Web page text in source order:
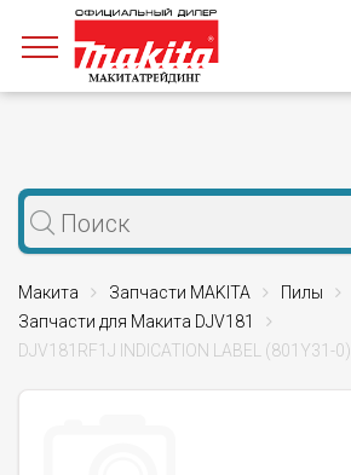
Макита Запчасти MAKITA
Пилы
Запчасти для Макита DJV181
DJV181RF1J INDICATION LABEL (801Y31-0)